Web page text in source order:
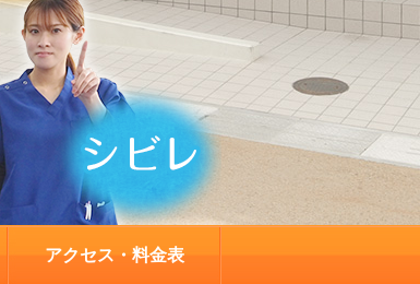
アクセス・料金表